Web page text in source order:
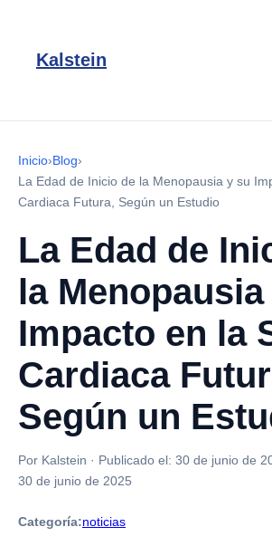
Kalstein
Inicio›Blog›
La Edad de Inicio de la Menopausia y su
Cardiaca Futura, Según un Estudio
La Edad de
la
Impacto en la
Cardiaca
Según un
Por Kalstein · Publicado el: 30 de junio de
30 de junio de 2025
Categoría:noticias